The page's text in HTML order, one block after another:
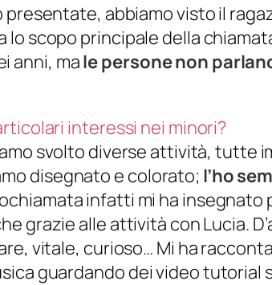
abbiamo visto il
scopo principale della
anni, male persone non
interessi nei minori?
svolto diverse attività, tutte
disegnato e colorato; l’ho
infatti mi ha insegnato
grazie alle attività con Lucia.
vitale, curioso… Mi ha
guardando dei video tutorial